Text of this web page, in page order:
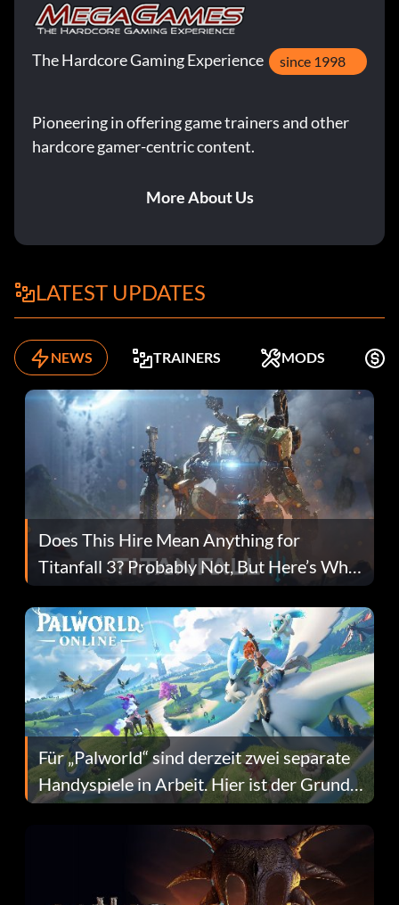
The Hardcore Gaming Experience since 1998
Pioneering in offering game trainers and other
hardcore gamer-centric content.
More About Us
LATEST UPDATES
NEWS TRAINERS MODS
Does This Hire Mean Anything for
Titanfall 3? Probably Not, But Here’s Why
Fans Are Hopeful
Für „Palworld“ sind derzeit zwei separate
Handyspiele in Arbeit. Hier ist der Grund
dafür.